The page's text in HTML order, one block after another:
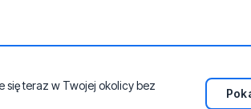
się teraz w Twojej okolicy bez